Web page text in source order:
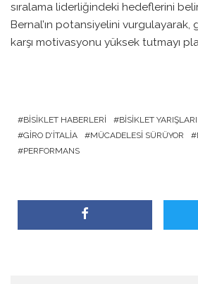
sıralama liderliğindeki hedeflerini
Bernal’ın potansiyelini
karşı motivasyonu yüksek tutmayı
BISIKLET HABERLERI BISIKLET YARIŞLARI
GIRO D'ITALIA
MÜCADELESI SÜRÜYOR
PERFORMANS